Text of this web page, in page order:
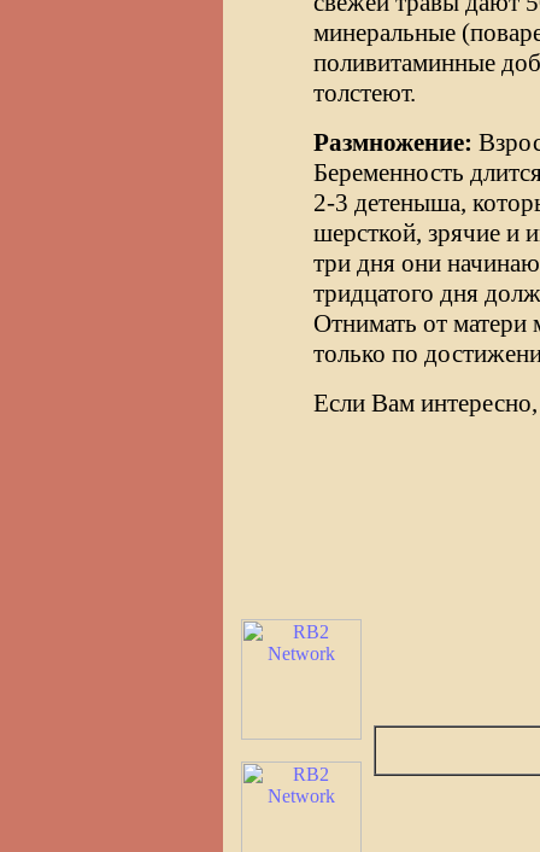
минеральные
поливитаминные
толстеют.
Размножение:
Беременность
2-3 детеныша,
шерсткой, зрячие и
три дня они
тридцатого дня
Отнимать от
только по
Если Вам